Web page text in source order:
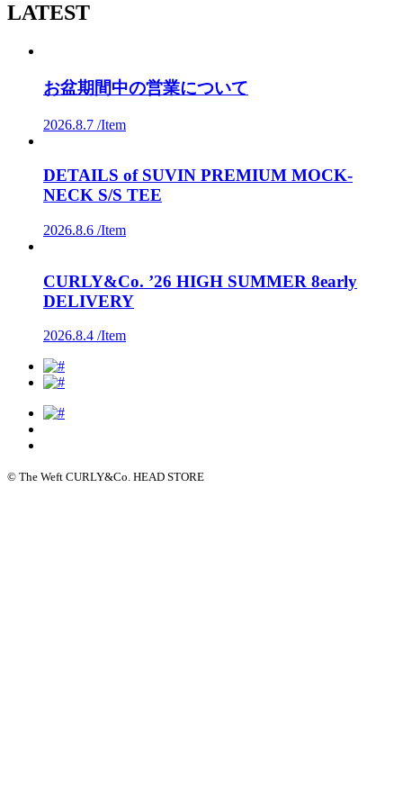
LATEST
お盆期間中の営業について
2026.8.7 /Item
DETAILS of SUVIN PREMIUM MOCK-
NECK S/S TEE
2026.8.6 /Item
CURLY&Co. ’26 HIGH SUMMER 8early
DELIVERY
2026.8.4 /Item
© The Weft CURLY&Co. HEAD STORE